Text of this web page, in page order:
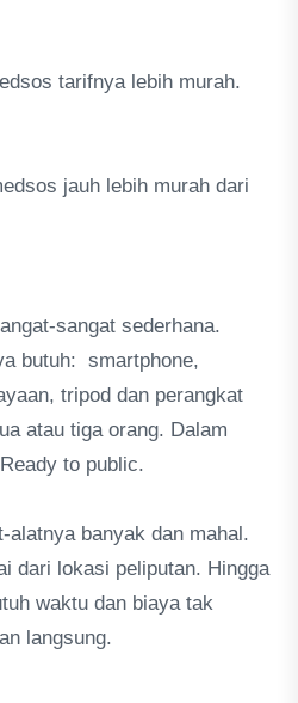
tarifnya lebih murah.
jauh lebih murah dari
sangat sederhana.
butuh: smartphone,
tripod dan perangkat
atau tiga orang. Dalam
to public.
alatnya banyak dan mahal.
dari lokasi peliputan. Hingga
waktu dan biaya tak
langsung.